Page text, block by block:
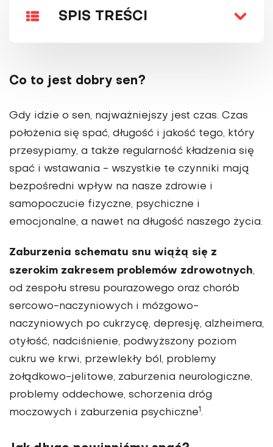
SPIS TREŚCI
Co to jest dobry sen?
Gdy idzie o sen, najważniejszy jest czas. Czas
położenia się spać, długość i jakość tego, który
przesypiamy, a także regularność kładzenia się
spać i wstawania - wszystkie te czynniki mają
bezpośredni wpływ na nasze zdrowie i
samopoczucie fizyczne, psychiczne i
emocjonalne, a nawet na długość naszego życia.
Zaburzenia schematu snu wiążą się z
szerokim zakresem problemów zdrowotnych,
od zespołu stresu pourazowego oraz chorób
sercowo-naczyniowych i mózgowo-
naczyniowych po cukrzycę, depresję, alzheimera,
otyłość, nadciśnienie, podwyższony poziom
cukru we krwi, przewlekły ból, problemy
żołądkowo-jelitowe, zaburzenia neurologiczne,
problemy oddechowe, schorzenia dróg
moczowych i zaburzenia psychiczne1.